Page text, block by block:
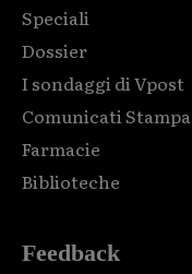
Speciali
Dossier
I sondaggi di Vpost
Comunicati Stampa
Farmacie
Biblioteche
Feedback